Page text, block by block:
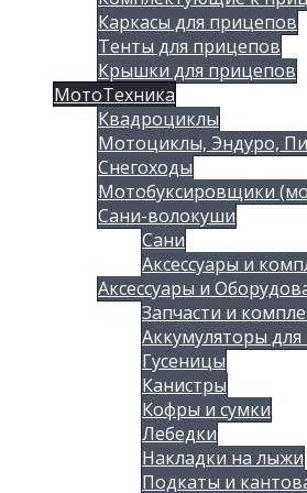
Каркасы для прицепов
Тенты для прицепов
Крышки для прицепов
МотоТехника
Квадроциклы
Мотоциклы, Эндуро,
Снегоходы
Мотобуксировщики
Сани-волокуши
Сани
Аксессуары и
Аксессуары и
Запчасти и
Аккумуляторы
Гусеницы
Канистры
Кофры и сумки
Лебедки
Накладки на лыжи
Подкаты и